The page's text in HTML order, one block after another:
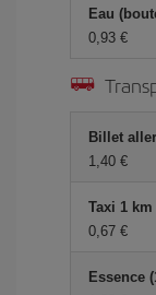
Eau
0,93 €
Billet
1,40 €
Taxi 1
0,67 €
Essence